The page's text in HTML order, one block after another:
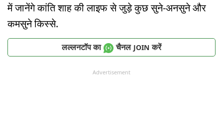
में जानेंगे कांति शाह की लाइफ से जुड़े कुछ सुने-अनसुने और
कमसुने किस्से.
लल्लनटॉप का चैनल JOIN करें
Advertisement